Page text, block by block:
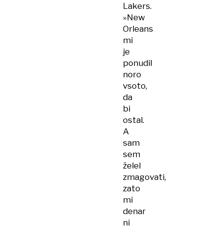
Lakers.
»New
Orleans
mi
je
ponudil
noro
vsoto,
da
bi
ostal.
A
sam
sem
želel
zmagovati,
zato
mi
denar
ni